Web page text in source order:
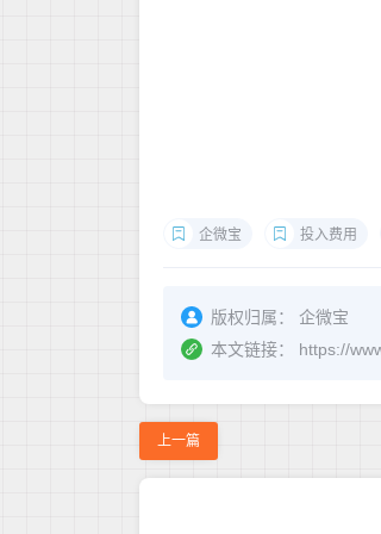
企微宝 投入费用
版权归属：
企微宝
本文链接：
https://
上一篇